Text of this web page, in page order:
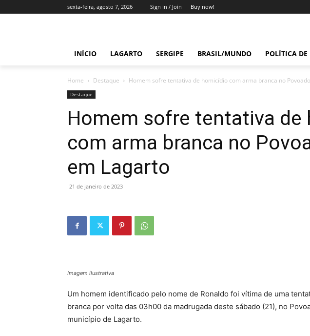
sexta-feira, agosto 7, 2026 Sign in / Join Buy now!
INÍCIO LAGARTO SERGIPE BRASIL/MUNDO POLÍTICA DE
Home Destaque Homem sofre tentativa de homicídio com arma branca no
Destaque
Homem sofre tentativa de
com arma branca no
em Lagarto
21 de janeiro de 2023
Imagem ilustrativa
Um homem identificado pelo nome de Ronaldo foi vítima de uma
branca por volta das 03h00 da madrugada deste sábado (21), no
município de Lagarto.